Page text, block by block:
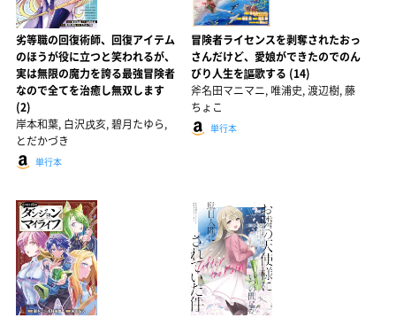
劣等職の回復術師、回復アイテム
のほうが役に立つと笑われるが、
実は無限の魔力を誇る最強冒険者
なので全てを治癒し無双します
(2)
岸本和葉, 白沢戌亥, 碧月たゆら,
とだかづき
単行本
冒険者ライセンスを剥奪されたおっ
さんだけど、愛娘ができたのでのん
びり人生を謳歌する (14)
斧名田マニマニ, 唯浦史, 渡辺樹, 藤
ちょこ
単行本